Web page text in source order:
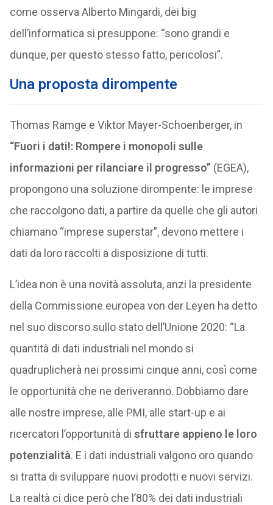
come osserva Alberto Mingardi, dei big
dell’informatica si presuppone: “sono grandi e
dunque, per questo stesso fatto, pericolosi”.
Una proposta dirompente
Thomas Ramge e Viktor Mayer-Schoenberger, in
“Fuori i dati!: Rompere i monopoli sulle
informazioni per rilanciare il progresso” (EGEA),
propongono una soluzione dirompente: le imprese
che raccolgono dati, a partire da quelle che gli autori
chiamano “imprese superstar”, devono mettere i
dati da loro raccolti a disposizione di tutti.
L’idea non è una novità assoluta, anzi la presidente
della Commissione europea von der Leyen ha detto
nel suo discorso sullo stato dell’Unione 2020: “La
quantità di dati industriali nel mondo si
quadruplicherà nei prossimi cinque anni, così come
le opportunità che ne deriveranno. Dobbiamo dare
alle nostre imprese, alle PMI, alle start-up e ai
ricercatori l’opportunità di sfruttare appieno le loro
potenzialità. E i dati industriali valgono oro quando
si tratta di sviluppare nuovi prodotti e nuovi servizi.
La realtà ci dice però che l’80% dei dati industriali